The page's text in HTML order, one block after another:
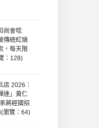
尚會唸
傳統紅燒
，每天限
：128)
店 2026：
達」黃仁
蔣經國招
瀏覽：64)